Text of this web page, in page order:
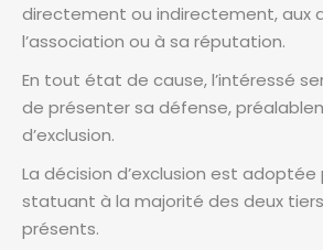
directement ou indirectement, aux
l’association ou à sa réputation.
En tout état de cause, l’intéressé
de présenter sa défense,
d’exclusion.
La décision d’exclusion est adoptée
statuant à la majorité des deux
présents.